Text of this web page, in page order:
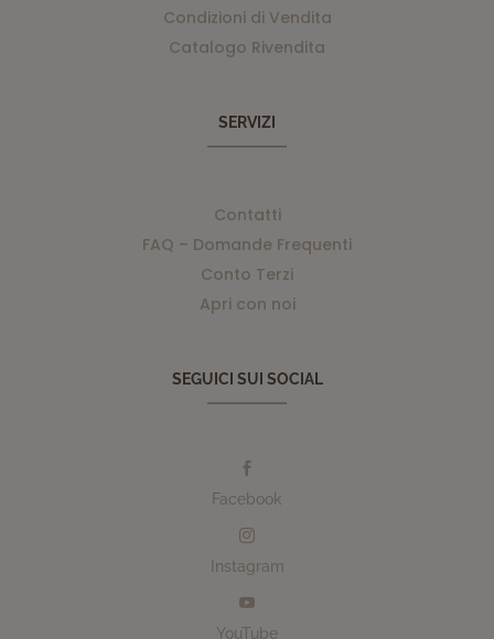
Condizioni di Vendita
Catalogo Rivendita
SERVIZI
Contatti
FAQ – Domande Frequenti
Conto Terzi
Apri con noi
SEGUICI SUI SOCIAL

Facebook

Instagram

YouTube